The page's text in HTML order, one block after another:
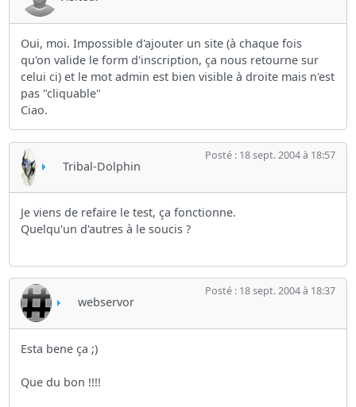
Oui, moi. Impossible d'ajouter un site (à chaque fois
qu'on valide le form d'inscription, ça nous retourne sur
celui ci) et le mot admin est bien visible à droite mais n'est
pas "cliquable"
Ciao.
Tribal-Dolphin
Posté : 18 sept. 2004 à 18:57
Je viens de refaire le test, ça fonctionne.
Quelqu'un d'autres à le soucis ?
webservor
Posté : 18 sept. 2004 à 18:37
Esta bene ça ;)
Que du bon !!!!